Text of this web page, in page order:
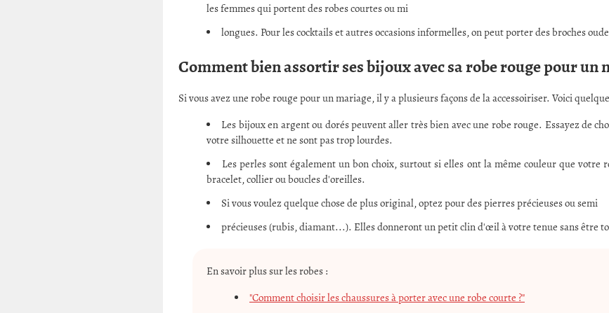
les femmes qui portent des robes courtes ou mi
longues. Pour les cocktails et autres occasions informelles, on peut porter des broches
Comment bien assortir ses bijoux avec sa robe rouge pour un
Si vous avez une robe rouge pour un mariage, il y a plusieurs façons de la accessoiriser. Voici
Les bijoux en argent ou dorés peuvent aller très bien avec une robe rouge. Essayez de
votre silhouette et ne sont pas trop lourdes.
Les perles sont également un bon choix, surtout si elles ont la même couleur que votre
bracelet, collier ou boucles d'oreilles.
Si vous voulez quelque chose de plus original, optez pour des pierres précieuses ou semi
précieuses (rubis, diamant...). Elles donneront un petit clin d'œil à votre tenue sans être
En savoir plus sur les robes :
"Comment choisir les chaussures à porter avec une robe courte ?"